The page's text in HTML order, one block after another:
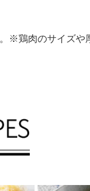
※鶏肉のサイズや